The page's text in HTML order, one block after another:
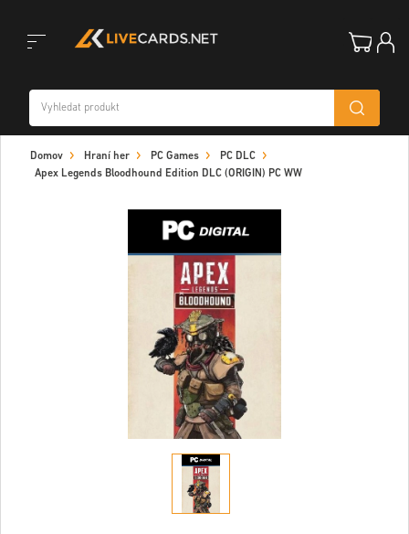
navigation
Domov Hraní her PC Games
PC DLC
Apex Legends Bloodhound Edition DLC (ORIGIN) PC WW